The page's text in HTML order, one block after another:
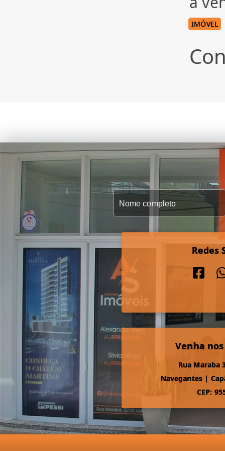
IMÓVEL
Redes
Venha
Rua Maraba
Navegantes |
CEP: